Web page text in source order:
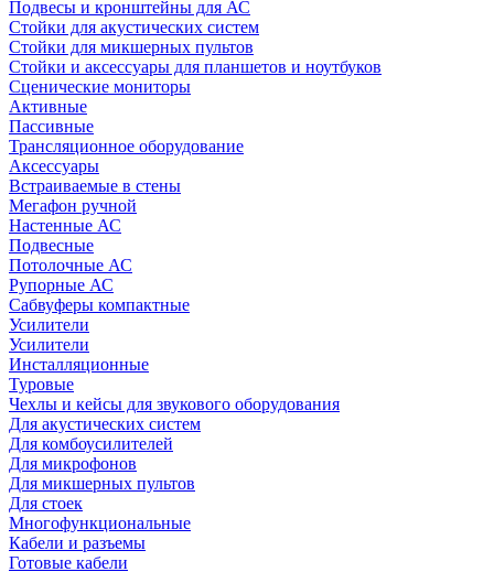
Подвесы и кронштейны для АС
Стойки для акустических систем
Стойки для микшерных пультов
Стойки и аксессуары для планшетов и ноутбуков
Сценические мониторы
Активные
Пассивные
Трансляционное оборудование
Аксессуары
Встраиваемые в стены
Мегафон ручной
Настенные АС
Подвесные
Потолочные АС
Рупорные АС
Сабвуферы компактные
Усилители
Усилители
Инсталляционные
Туровые
Чехлы и кейсы для звукового оборудования
Для акустических систем
Для комбоусилителей
Для микрофонов
Для микшерных пультов
Для стоек
Многофункциональные
Кабели и разъемы
Готовые кабели